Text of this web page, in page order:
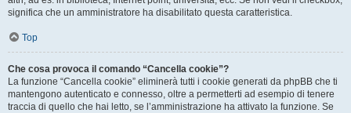
significa che un amministratore ha disabilitato questa caratteristica.
Top
Che cosa provoca il comando “Cancella cookie”?
La funzione “Cancella cookie” eliminerà tutti i cookie generati da phpBB che ti
mantengono autenticato e connesso, oltre a permetterti ad esempio di tenere
traccia di quello che hai letto, se l’amministrazione ha attivato la funzione. Se